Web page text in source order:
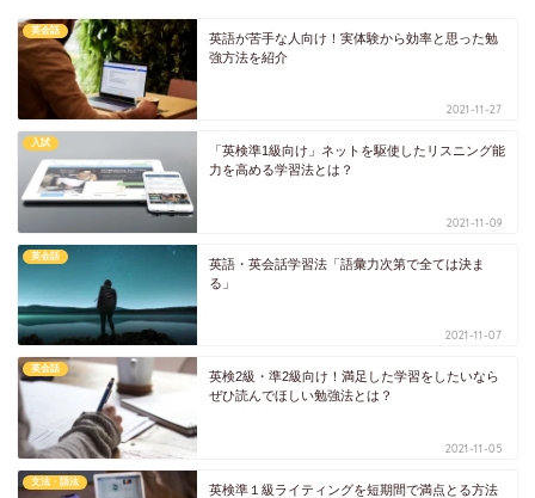
英会話
英語が苦手な人向け！実体験から効率と思った勉
強方法を紹介
2021-11-27
入試
「英検準1級向け」ネットを駆使したリスニング能
力を高める学習法とは？
2021-11-09
英会話
英語・英会話学習法「語彙力次第で全ては決ま
る」
2021-11-07
英会話
英検2級・準2級向け！満足した学習をしたいなら
ぜひ読んでほしい勉強法とは？
2021-11-05
文法・語法
英検準１級ライティングを短期間で満点とる方法